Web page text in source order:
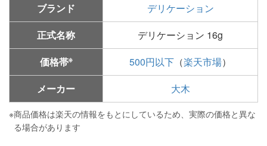
ブランド
デリケーション
正式名称
デリケーション 16g
価格帯※ 500円以下 （楽天市場）
メーカー
大木
※商品価格は楽天の情報をもとにしているため、実際の価格と異な
る場合があります